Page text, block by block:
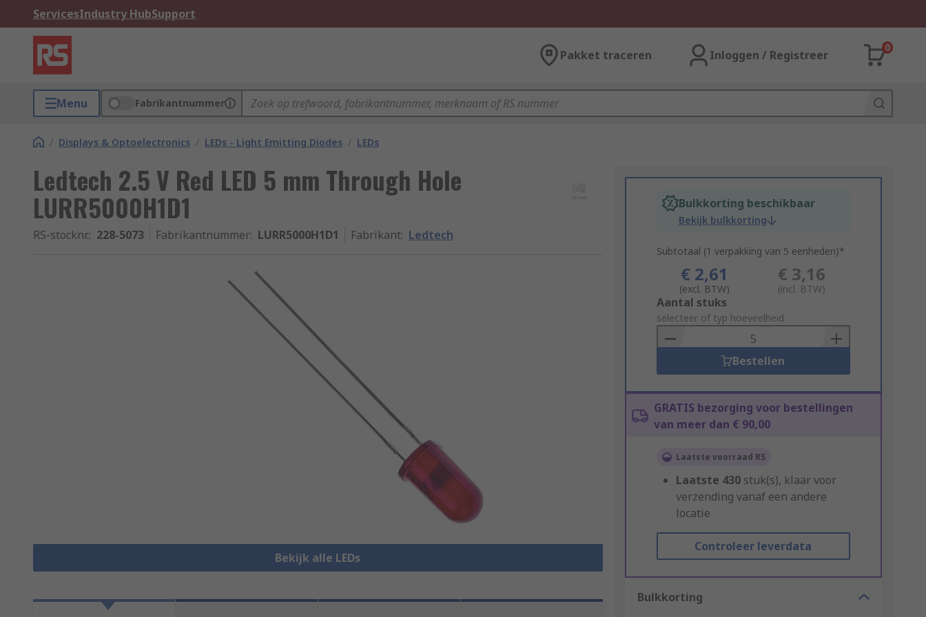
ServicesIndustry HubSupport
Pakket traceren Inloggen / Registreer
0
Menu Fabrikantnummer
/ Displays & Optoelectronics / LEDs - Light Emitting Diodes / LEDs
Ledtech 2.5 V Red LED 5 mm Through Hole
LURR5000H1D1
RS-stocknr.: 228-5073 Fabrikantnummer: LURR5000H1D1 Fabrikant: Ledtech
Bekijk alle LEDs
Bulkkorting beschikbaar
Bekijk bulkkorting
Subtotaal (1 verpakking van 5 eenheden)*
€ 2,61
(excl. BTW)
€ 3,16
(incl. BTW)
Add
to
Basket
Aantal stuks
selecteer of typ hoeveelheid
Bestellen
GRATIS bezorging voor bestellingen
van meer dan € 90,00
Laatste voorraad RS
Laatste 430 stuk(s), klaar voor
verzending vanaf een andere
locatie
Controleer leverdata
Bulkkorting